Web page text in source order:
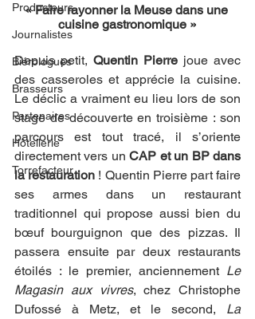
Producteurs
Journalistes
Biérologues
Brasseurs
Partenaires
Hôtellerie
Torrefacteur
« Faire rayonner la Meuse dans une
cuisine gastronomique »
Depuis petit, Quentin Pierre joue avec
des casseroles et apprécie la cuisine.
Le déclic a vraiment eu lieu lors de son
stage de découverte en troisième : son
parcours est tout tracé, il s’oriente
directement vers un CAP et un BP dans
la restauration ! Quentin Pierre part faire
ses armes dans un restaurant
traditionnel qui propose aussi bien du
bœuf bourguignon que des pizzas. Il
passera ensuite par deux restaurants
étoilés : le premier, anciennement Le
Magasin aux vivres, chez Christophe
Dufossé à Metz, et le second, La